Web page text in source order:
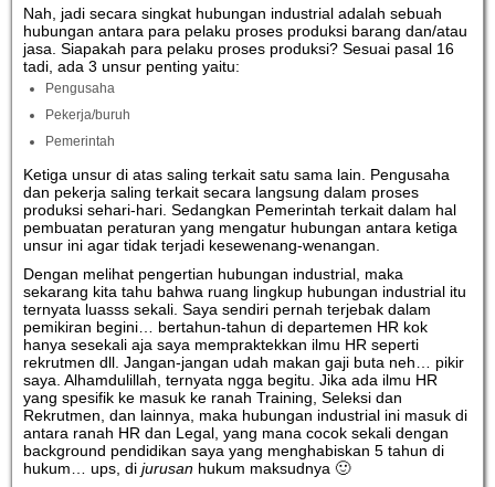
Nah, jadi secara singkat hubungan industrial adalah sebuah
hubungan antara para pelaku proses produksi barang dan/atau
jasa. Siapakah para pelaku proses produksi? Sesuai pasal 16
tadi, ada 3 unsur penting yaitu:
Pengusaha
Pekerja/buruh
Pemerintah
Ketiga unsur di atas saling terkait satu sama lain. Pengusaha
dan pekerja saling terkait secara langsung dalam proses
produksi sehari-hari. Sedangkan Pemerintah terkait dalam hal
pembuatan peraturan yang mengatur hubungan antara ketiga
unsur ini agar tidak terjadi kesewenang-wenangan.
Dengan melihat pengertian hubungan industrial, maka
sekarang kita tahu bahwa ruang lingkup hubungan industrial itu
ternyata luasss sekali. Saya sendiri pernah terjebak dalam
pemikiran begini… bertahun-tahun di departemen HR kok
hanya sesekali aja saya mempraktekkan ilmu HR seperti
rekrutmen dll. Jangan-jangan udah makan gaji buta neh… pikir
saya. Alhamdulillah, ternyata ngga begitu. Jika ada ilmu HR
yang spesifik ke masuk ke ranah Training, Seleksi dan
Rekrutmen, dan lainnya, maka hubungan industrial ini masuk di
antara ranah HR dan Legal, yang mana cocok sekali dengan
background pendidikan saya yang menghabiskan 5 tahun di
hukum… ups, di jurusan hukum maksudnya 🙂